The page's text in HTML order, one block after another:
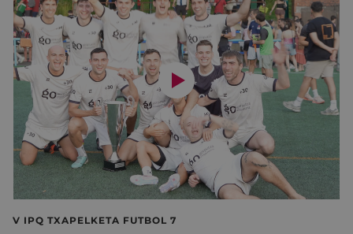
V IPQ TXAPELKETA FUTBOL 7